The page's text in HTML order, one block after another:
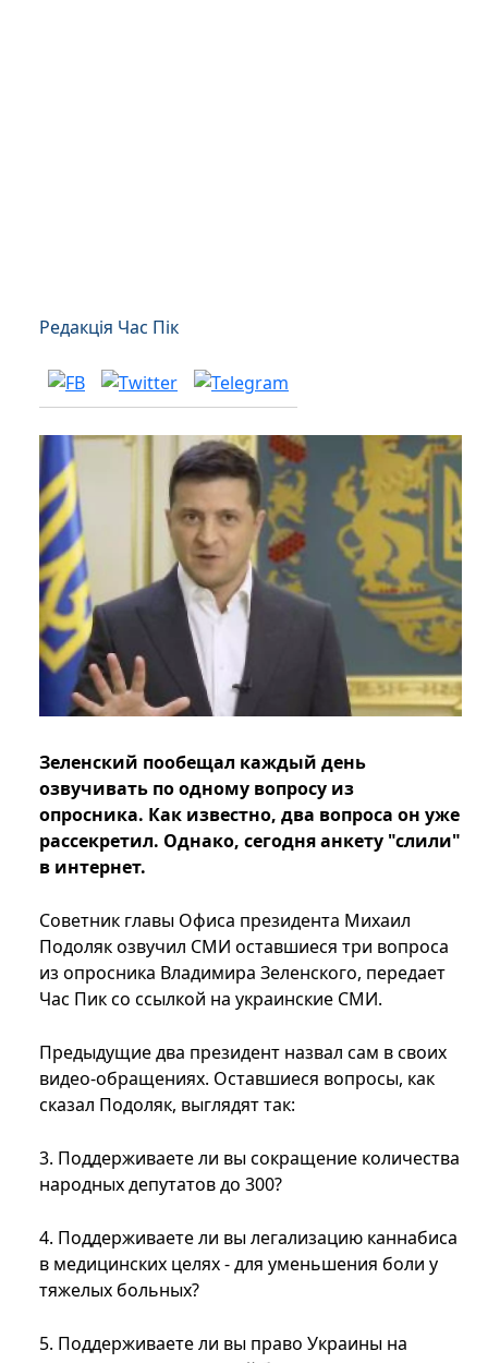
Редакція Час Пік
Зеленский пообещал каждый день
озвучивать по одному вопросу из
опросника. Как известно, два вопроса он уже
рассекретил. Однако, сегодня анкету "слили"
в интернет.
Советник главы Офиса президента Михаил
Подоляк озвучил СМИ оставшиеся три вопроса
из опросника Владимира Зеленского, передает
Час Пик со ссылкой на украинские СМИ.
Предыдущие два президент назвал сам в своих
видео-обращениях. Оставшиеся вопросы, как
сказал Подоляк, выглядят так:
3. Поддерживаете ли вы сокращение количества
народных депутатов до 300?
4. Поддерживаете ли вы легализацию каннабиса
в медицинских целях - для уменьшения боли у
тяжелых больных?
5. Поддерживаете ли вы право Украины на